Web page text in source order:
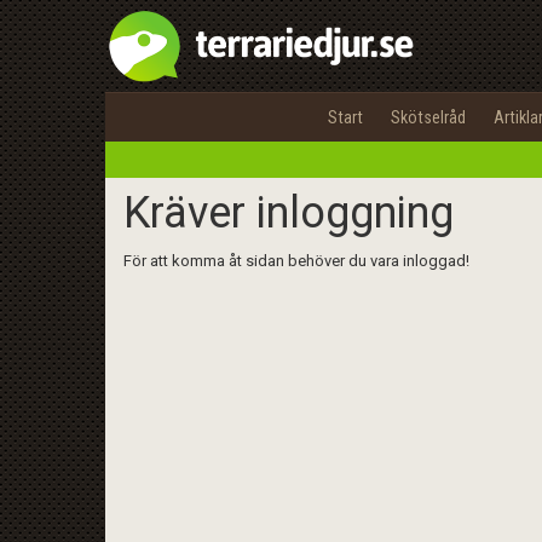
Start Skötselråd Artiklar
Kräver inloggning
För att komma åt sidan behöver du vara inloggad!